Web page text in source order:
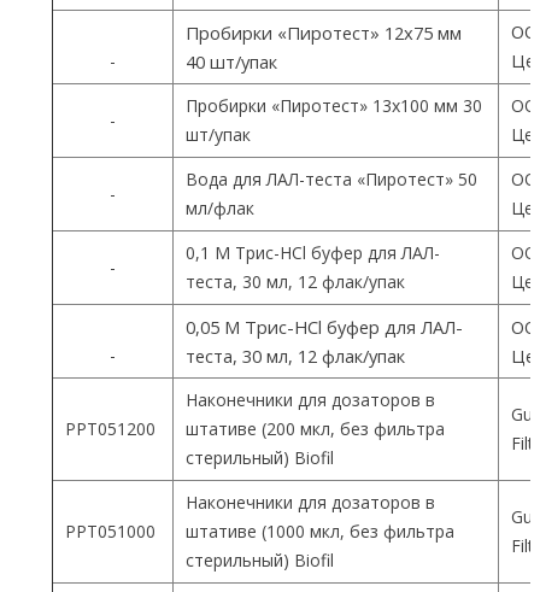
-
Пробирки «Пиротест» 12х75 мм
40 шт/упак
-
Пробирки «Пиротест» 13х100 мм 30
шт/упак
-
Вода для ЛАЛ-теста «Пиротест» 50
мл/флак
-
0,1 М Трис-HCl буфер для ЛАЛ-
теста, 30 мл, 12 флак/упак
-
0,05 М Трис-HCl буфер для ЛАЛ-
теста, 30 мл, 12 флак/упак
PPT051200
Наконечники для дозаторов в
штативе (200 мкл, без фильтра
стерильный) Biofil
PPT051000
Наконечники для дозаторов в
штативе (1000 мкл, без фильтра
стерильный) Biofil